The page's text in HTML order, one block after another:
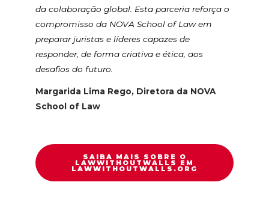
da colaboração global. Esta parceria reforça o
compromisso da NOVA School of Law em
preparar juristas e líderes capazes de
responder, de forma criativa e ética, aos
desafios do futuro.
Margarida Lima Rego, Diretora da NOVA
School of Law
SAIBA MAIS SOBRE O
LAWWITHOUTWALLS EM
LAWWITHOUTWALLS.ORG